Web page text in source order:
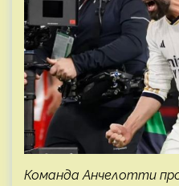
Команда Анчелотти